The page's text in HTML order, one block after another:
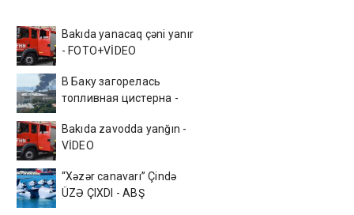
Bakıda yanacaq çəni yanır
- FOTO+VİDEO
В Баку загорелась
топливная цистерна -
Bakıda zavodda yanğın -
VİDEO
“Xəzər canavarı” Çində
ÜZƏ ÇIXDI - ABŞ